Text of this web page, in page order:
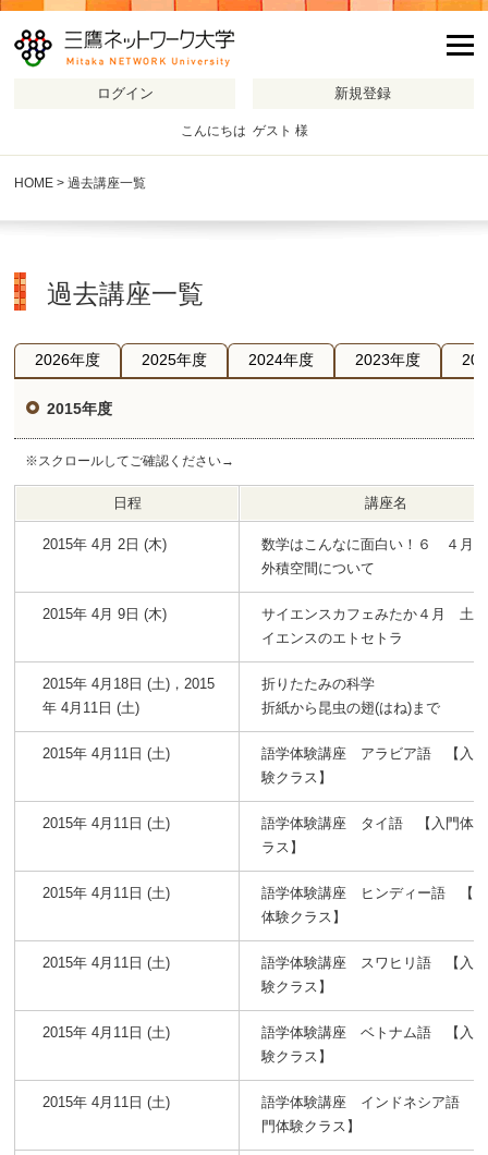
こんにちは ゲスト 様
HOME > 過去講座一覧
過去講座一覧
2026年度 2025年度 2024年度 2023年度
2015年度
※スクロールしてご確認ください→
日程 講座名
2015年 4月 2日 (木)
数学はこんなに面白い！６ ４月
外積空間について
2015年 4月 9日 (木)
サイエンスカフェみたか４月 土
イエンスのエトセトラ
2015年 4月18日 (土)，2015
年 4月11日 (土)
折りたたみの科学
折紙から昆虫の翅(はね)まで
2015年 4月11日 (土)
語学体験講座 アラビア語 【入
験クラス】
2015年 4月11日 (土)
語学体験講座 タイ語 【入門体
ラス】
2015年 4月11日 (土)
語学体験講座 ヒンディー語 【
体験クラス】
2015年 4月11日 (土)
語学体験講座 スワヒリ語 【入
験クラス】
2015年 4月11日 (土)
語学体験講座 ベトナム語 【入
験クラス】
2015年 4月11日 (土)
語学体験講座 インドネシア語
門体験クラス】